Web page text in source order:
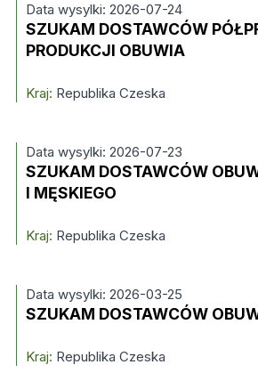
Data wysylki: 2026-07-24
SZUKAM DOSTAWCÓW
PRODUKCJI OBUWIA
Kraj: Republika Czeska
Data wysylki: 2026-07-23
SZUKAM DOSTAWCÓW
I MĘSKIEGO
Kraj: Republika Czeska
Data wysylki: 2026-03-25
SZUKAM DOSTAWCÓW
Kraj: Republika Czeska